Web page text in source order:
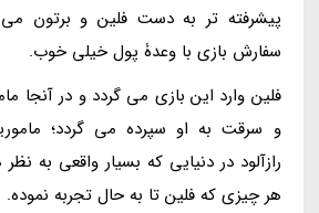
پیشرفته تر به دست فلین و برتون
سفارش بازی با وعدۀ پول خیلی خوب.
فلین وارد این بازی می گردد و در آنجا
و سرقت به او سپرده می گردد؛
رازآلود در دنیایی که بسیار واقعی به
هر چیزی که فلین تا به حال تجربه نموده.